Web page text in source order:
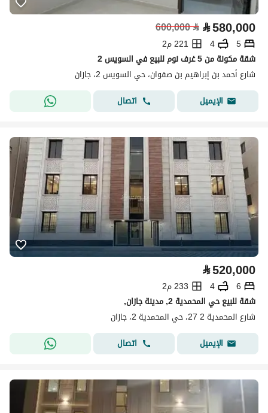
⃁580,000
⃁
600,000
5
4
221 م2
شقة مكونة من 5 غرف نوم للبيع في السويس 2
شارع أحمد بن إبراهيم بن صفوان، حي السويس 2، جازان
الإيميل
اتصال
⃁520,000
6
4
233 م2
شقة للبيع حي المحمدية 2, مدينة جازان,
شارع المحمدية 2 27، حي المحمدية 2، جازان
الإيميل
اتصال